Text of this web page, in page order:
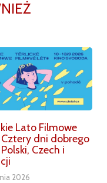
Lato Filmowe
dni dobrego
Czech i
2026